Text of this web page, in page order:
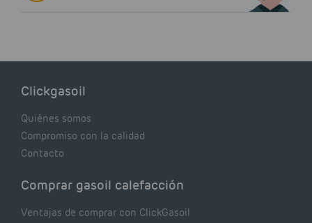
Clickgasoil
Quiénes somos
Compromiso con la calidad
Contacto
Comprar gasoil calefacción
Ventajas de comprar con ClickGasoil